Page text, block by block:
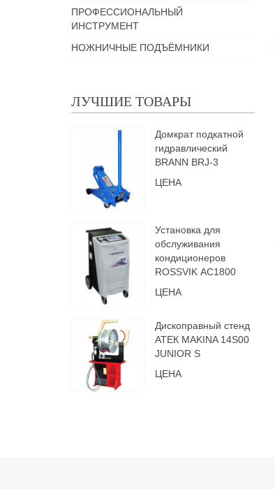
ПРОФЕССИОНАЛЬНЫЙ
ИНСТРУМЕНТ
НОЖНИЧНЫЕ ПОДЪЁМНИКИ
ЛУЧШИЕ ТОВАРЫ
Домкрат подкатной
гидравлический
BRANN BRJ-3
ЦЕНА
Установка для
обслуживания
кондиционеров
ROSSVIK АС1800
ЦЕНА
Дископравный стенд
АТЕК MAKINA 14S00
JUNIOR S
ЦЕНА